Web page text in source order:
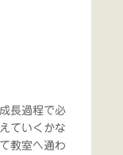
長過程で必
ていくかな
教室へ通わ